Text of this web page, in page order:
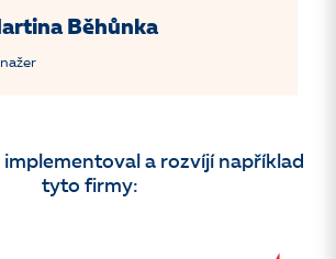
Běhůnka
a rozvíjí například
tyto firmy: